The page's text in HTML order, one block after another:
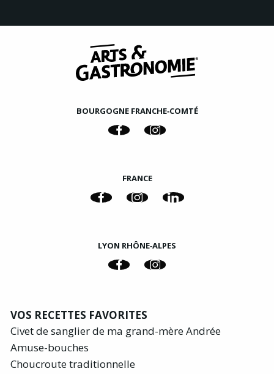
BOURGOGNE FRANCHE‑COMTÉ
FRANCE
LYON RHÔNE‑ALPES
VOS RECETTES FAVORITES
Civet de sanglier de ma grand-mère Andrée
Amuse-bouches
Choucroute traditionnelle